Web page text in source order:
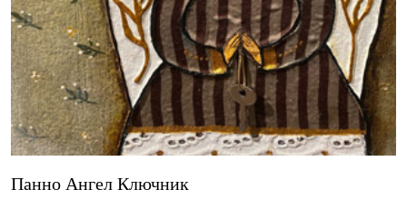
Панно Ангел Ключник